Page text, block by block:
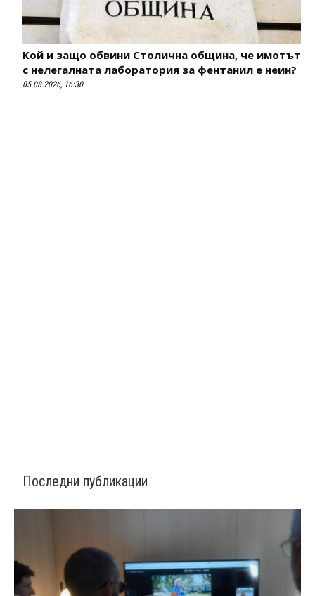
Кой и защо обвини Столична община, че имотът
с нелегалната лаборатория за фентанил е неин?
05.08.2026, 16:30
Последни публикации